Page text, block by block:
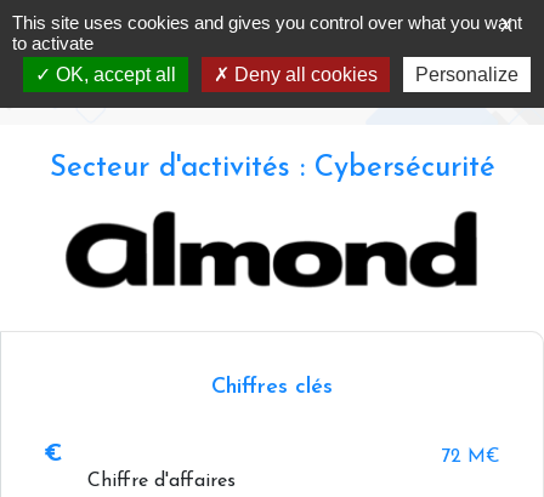
Skip
to
content
Almond
Accueil - Annuaire - Almond
Secteur d'activités : Cybersécurité
Chiffres clés
Chiffre d'affaires
72 M€
X
This site uses cookies and gives you control over what you want
to activate
OK, accept all
Deny all cookies Personalize